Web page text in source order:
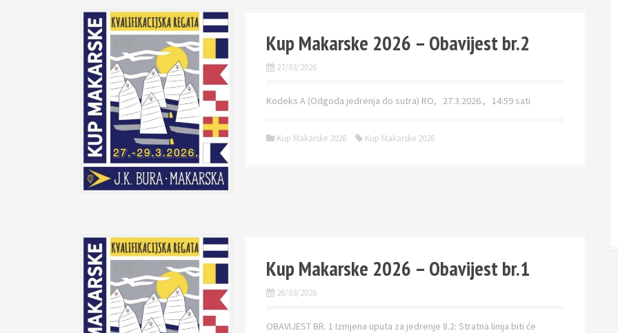
Kup Makarske 2026 – Obavijest br.2
27/03/2026
Kodeks A (Odgoda jedrenja do sutra) RO, 27.3.2026., 14:59 sati
Kup Makarske 2026 Kup Makarske 2026
Kup Makarske 2026 – Obavijest br.1
26/03/2026
OBAVIJEST BR. 1 Izmjena uputa za jedrenje 8.2: Stratna linija biti će